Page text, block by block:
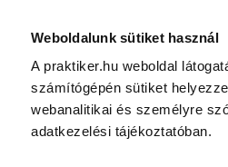
Weboldalunk sütiket használ
A praktiker.hu weboldal
számítógépén sütiket
webanalitikai és személyre
adatkezelési tájékoztatóban.